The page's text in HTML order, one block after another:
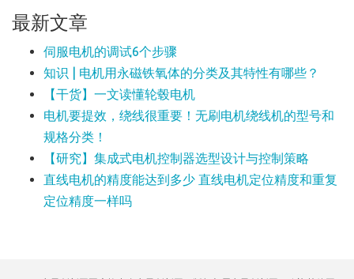
最新文章
​伺服电机的调试6个步骤
知识 | 电机用永磁铁氧体的分类及其特性有哪些？
【干货】一文读懂轮毂电机
电机要提效，绕线很重要！无刷电机绕线机的型号和
规格分类！
【研究】集成式电机控制器选型设计与控制策略
直线电机的精度能达到多少 直线电机定位精度和重复
定位精度一样吗